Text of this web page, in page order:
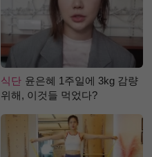
식단 윤은혜 1주일에 3kg 감량
위해, 이것들 먹었다?